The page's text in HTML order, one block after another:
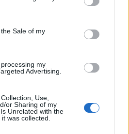
Google and its third-party tags to
purposes in below Google
Sale of my
my
Advertising.
Use,
or Sharing of my
Unrelated with the
was collected.